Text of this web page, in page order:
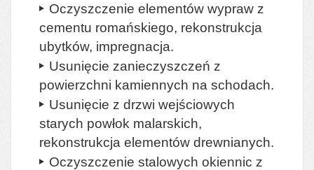
Oczyszczenie elementów wypraw z
cementu romańskiego, rekonstrukcja
ubytków, impregnacja.
Usunięcie zanieczyszczeń z
powierzchni kamiennych na schodach.
Usunięcie z drzwi wejściowych
starych powłok malarskich,
rekonstrukcja elementów drewnianych.
Oczyszczenie stalowych okiennic z